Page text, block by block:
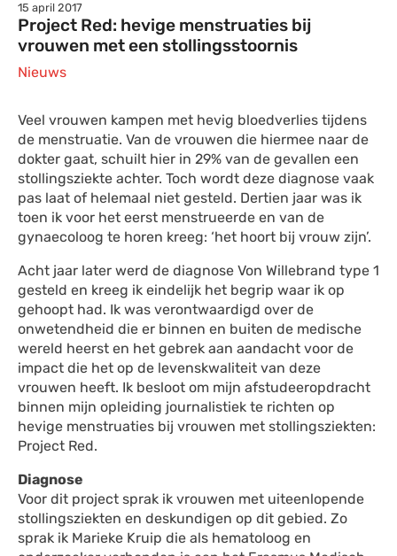
15 april 2017
Project Red: hevige menstruaties bij
vrouwen met een stollingsstoornis
Nieuws
Veel vrouwen kampen met hevig bloedverlies tijdens
de menstruatie. Van de vrouwen die hiermee naar de
dokter gaat, schuilt hier in 29% van de gevallen een
stollingsziekte achter. Toch wordt deze diagnose vaak
pas laat of helemaal niet gesteld. Dertien jaar was ik
toen ik voor het eerst menstrueerde en van de
gynaecoloog te horen kreeg: ‘het hoort bij vrouw zijn’.
Acht jaar later werd de diagnose Von Willebrand type 1
gesteld en kreeg ik eindelijk het begrip waar ik op
gehoopt had. Ik was verontwaardigd over de
onwetendheid die er binnen en buiten de medische
wereld heerst en het gebrek aan aandacht voor de
impact die het op de levenskwaliteit van deze
vrouwen heeft. Ik besloot om mijn afstudeeropdracht
binnen mijn opleiding journalistiek te richten op
hevige menstruaties bij vrouwen met stollingsziekten:
Project Red.
Diagnose
Voor dit project sprak ik vrouwen met uiteenlopende
stollingsziekten en deskundigen op dit gebied. Zo
sprak ik Marieke Kruip die als hematoloog en